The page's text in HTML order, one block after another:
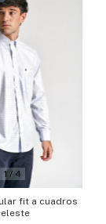
1/ 4
fit a cuadros